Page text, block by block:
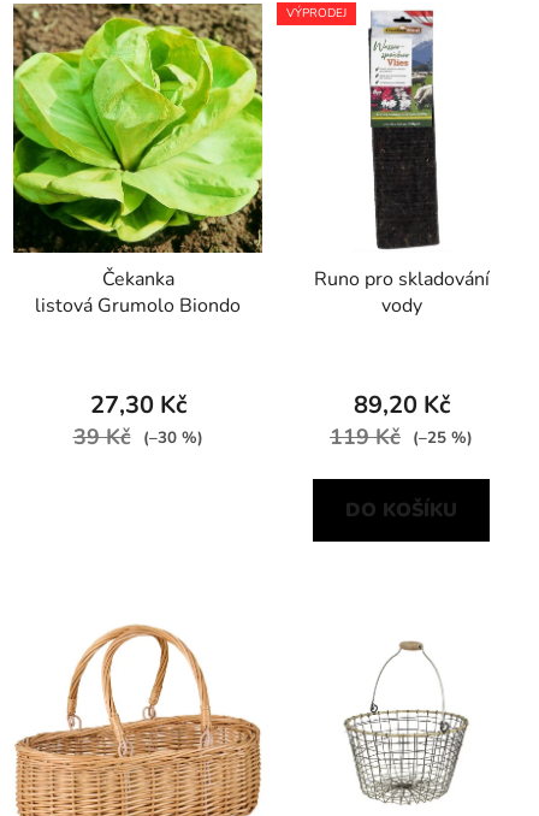
Čekanka
listová Grumolo Biondo
27,30 Kč
39 Kč (–30 %)
VÝPRODEJ
Runo pro skladování
vody
89,20 Kč
119 Kč (–25 %)
DO KOŠÍKU